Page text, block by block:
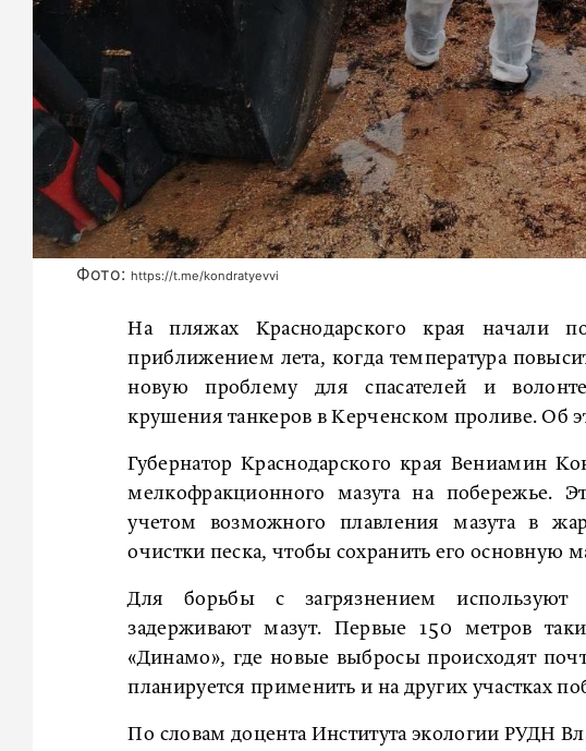
Фото: https://t.me/kondratyevvi
На пляжах Краснодарского края начали
приближением лета, когда температура
новую проблему для спасателей и
крушения танкеров в Керченском проливе. Об
Губернатор Краснодарского края Вениамин
мелкофракционного мазута на побережье.
учетом возможного плавления мазута в
очистки песка, чтобы сохранить его основную
Для борьбы с загрязнением используют
задерживают мазут. Первые 150 метров
«Динамо», где новые выбросы происходят
планируется применить и на других участках
По словам доцента Института экологии РУДН